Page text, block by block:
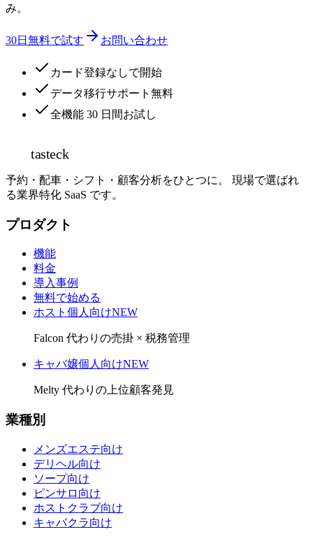
み。
30日無料で試す お問い合わせ
カード登録なしで開始
データ移行サポート無料
全機能 30 日間お試し
tasteck
予約・配車・シフト・顧客分析をひとつに。 現場で選ばれ
る業界特化 SaaS です。
プロダクト
機能
料金
導入事例
無料で始める
ホスト個人向けNEW
Falcon 代わりの売掛 × 税務管理
キャバ嬢個人向けNEW
Melty 代わりの上位顧客発見
業種別
メンズエステ向け
デリヘル向け
ソープ向け
ピンサロ向け
ホストクラブ向け
キャバクラ向け